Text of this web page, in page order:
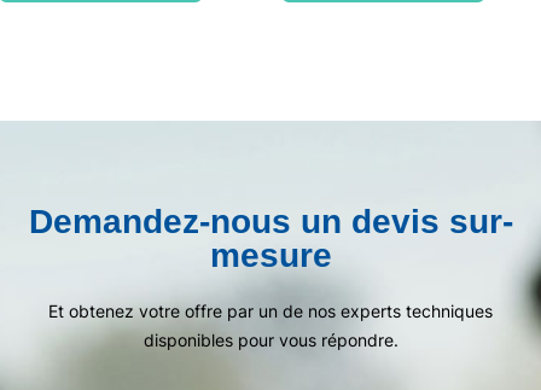
Demandez-nous un devis sur-
mesure
Et obtenez votre offre par un de nos experts techniques
disponibles pour vous répondre.